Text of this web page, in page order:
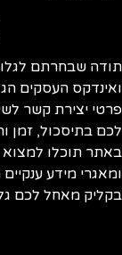
שבחרתם
העסקים
יצירת קשר
בתיסכול, זמן
תוכלו למצוא
מידע
מאחל לכם